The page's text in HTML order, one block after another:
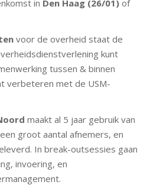
in Den Haag (26/01) of
voor de overheid staat de
kunt
tussen & binnen
verbeteren met de USM-
maakt al 5 jaar gebruik van
groot aantal afnemers, en
In break-outsessies gaan
invoering, en